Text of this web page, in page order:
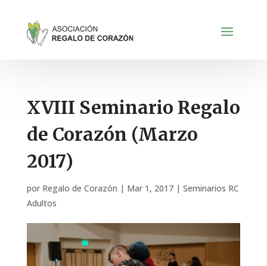
XVIII Seminario Regalo
de Corazón (Marzo
2017)
por Regalo de Corazón | Mar 1, 2017| Seminarios RC
Adultos